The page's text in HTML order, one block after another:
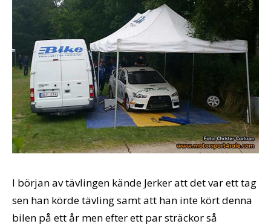
I början av tävlingen kände Jerker att det var ett tag
sen han körde tävling samt att han inte kört denna
bilen på ett år men efter ett par sträckor så